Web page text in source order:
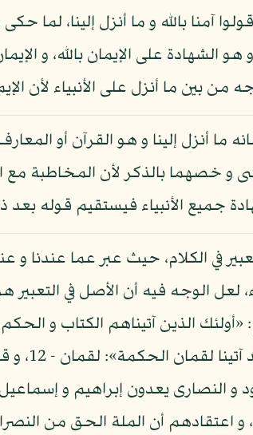
آمنا بالله و ما أنزل إلينا،
الشهادة على الإيمان بالله، و
بين ما أنزل على الأنبياء لأن
ما أنزل إلينا و هو القرآن أو
خصهما بالذكر لأن المخاطبة مع
جميع الأنبياء فيستقيم قوله
في الكلام، حيث عبر عما عندنا و
لعل الوجه فيه أن الأصل في التعبير
و النصارى يعدون إبراهيم و
اعتقادهم أن الملة الحق من